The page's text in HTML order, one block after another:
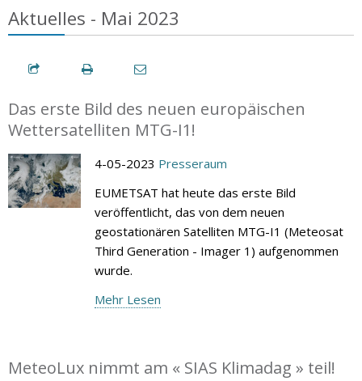
Aktuelles - Mai 2023
Das erste Bild des neuen europäischen
Wettersatelliten MTG-I1!
4-05-2023 Presseraum
EUMETSAT hat heute das erste Bild
veröffentlicht, das von dem neuen
geostationären Satelliten MTG-I1 (Meteosat
Third Generation - Imager 1) aufgenommen
wurde.
Mehr Lesen
MeteoLux nimmt am « SIAS Klimadag » teil!